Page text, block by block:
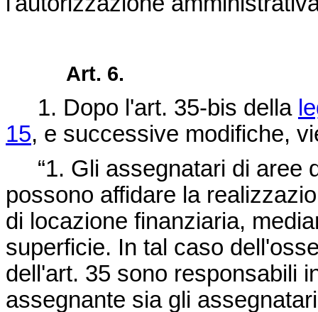
Art. 6.
1. Dopo l'art. 35-bis della
15, e successive modifiche,
“1. Gli assegnatari di aree
possono affidare la
di locazione finanziaria,
superficie. In tal caso
dell'art. 35 sono responsabili
assegnante sia gli